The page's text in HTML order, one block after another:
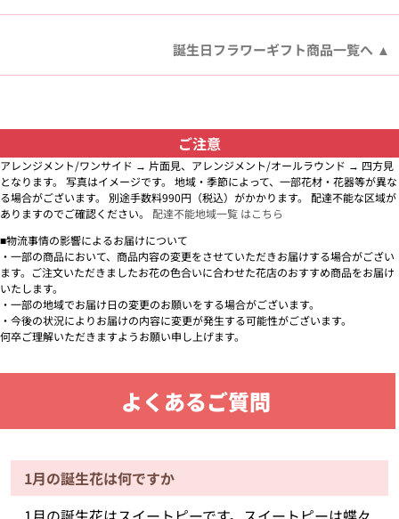
誕生日フラワーギフト商品一覧へ
ご注意
アレンジメント/ワンサイド → 片面見、アレンジメント/オールラウンド → 四方見
となります。 写真はイメージです。 地域・季節によって、一部花材・花器等が異な
る場合がございます。 別途手数料990円（税込）がかかります。 配達不能な区域が
ありますのでご確認ください。 配達不能地域一覧 はこちら
■物流事情の影響によるお届けについて
・一部の商品において、商品内容の変更をさせていただきお届けする場合がござい
ます。ご注文いただきましたお花の色合いに合わせた花店のおすすめ商品をお届け
いたします。
・一部の地域でお届け日の変更のお願いをする場合がございます。
・今後の状況によりお届けの内容に変更が発生する可能性がございます。
何卒ご理解いただきますようお願い申し上げます。
よくあるご質問
1月の誕生花は何ですか